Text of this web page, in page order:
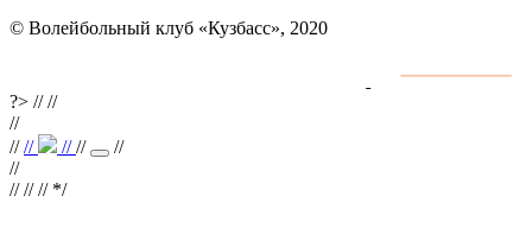
© Волейбольный клуб «Кузбасс», 2020
?> ////
//
//// ////
//
//
//// // */